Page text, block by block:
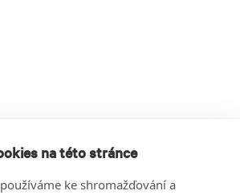
na této stránce
ke shromažďování a